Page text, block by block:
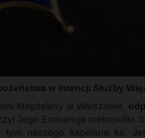
w intencji Służby
Magdaleny w Warszawie,
Jego Eminencja metropolita
tym naszego kapelana ks.